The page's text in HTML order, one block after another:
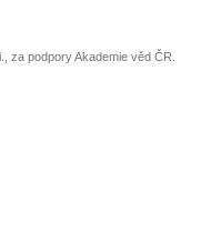
za podpory Akademie věd ČR.